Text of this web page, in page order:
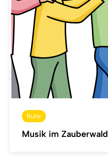
Ruhe
Musik im Zauberwald